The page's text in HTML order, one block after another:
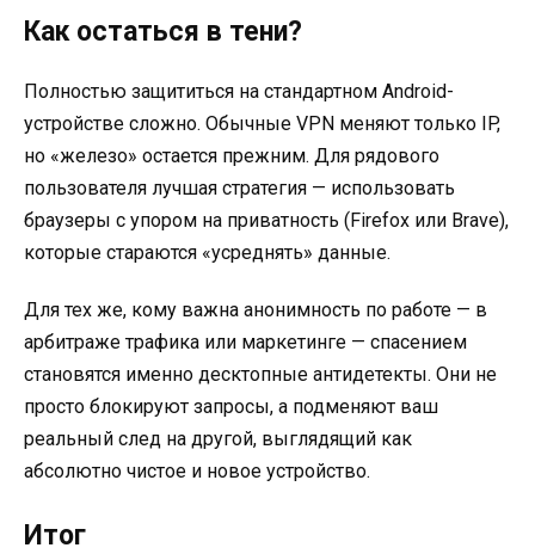
Как остаться в тени?
Полностью защититься на стандартном Android-
устройстве сложно. Обычные VPN меняют только IP,
но «железо» остается прежним. Для рядового
пользователя лучшая стратегия — использовать
браузеры с упором на приватность (Firefox или Brave),
которые стараются «усреднять» данные.
Для тех же, кому важна анонимность по работе — в
арбитраже трафика или маркетинге — спасением
становятся именно десктопные антидетекты. Они не
просто блокируют запросы, а подменяют ваш
реальный след на другой, выглядящий как
абсолютно чистое и новое устройство.
Итог